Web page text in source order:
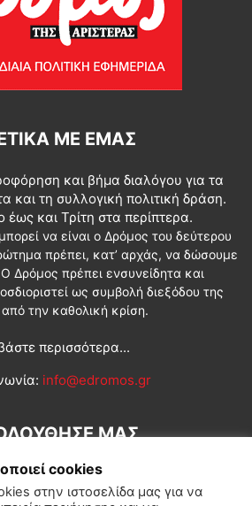
ΜΕ ΕΜΆΣ
και βήμα διαλόγου για τα
και τη συλλογική πολιτική δράση.
και Τρίτη στα περίπτερα.
να είναι ο Δρόμος του δεύτερου
πρέπει, κατ’ αρχάς, να δώσουμε
Δρόμος πρέπει ενσυνείδητα και
ως συμβολή διεξόδου της
την καθολική κρίση.
περισσότερα...
info@edromos.gr
ΜΑΣ
cookies
στην ιστοσελίδα μας για να